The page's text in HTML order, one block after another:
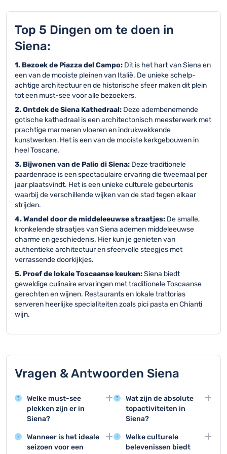
Top 5 Dingen om te doen in
Siena:
1. Bezoek de Piazza del Campo: Dit is het hart van Siena en
een van de mooiste pleinen van Italië. De unieke schelp-
achtige architectuur en de historische sfeer maken dit plein
tot een must-see voor alle bezoekers.
2. Ontdek de Siena Kathedraal: Deze adembenemende
gotische kathedraal is een architectonisch meesterwerk met
prachtige marmeren vloeren en indrukwekkende
kunstwerken. Het is een van de mooiste kerkgebouwen in
heel Toscane.
3. Bijwonen van de Palio di Siena: Deze traditionele
paardenrace is een spectaculaire ervaring die tweemaal per
jaar plaatsvindt. Het is een unieke culturele gebeurtenis
waarbij de verschillende wijken van de stad tegen elkaar
strijden.
4. Wandel door de middeleeuwse straatjes: De smalle,
kronkelende straatjes van Siena ademen middeleeuwse
charme en geschiedenis. Hier kun je genieten van
authentieke architectuur en sfeervolle steegjes met
verrassende doorkijkjes.
5. Proef de lokale Toscaanse keuken:Siena biedt
geweldige culinaire ervaringen met traditionele Toscaanse
gerechten en wijnen. Restaurants en lokale trattorias
serveren heerlijke specialiteiten zoals pici pasta en Chianti
wijn.
Vragen & Antwoorden Siena
Welke must-see
plekken zijn er in
Siena?
Siena beschikt over
prachtige
Wanneer is het ideale
seizoen voor een
Wat zijn de absolute
topactiviteiten in
Siena?
De Palio paardenrace,
een bezoek aan de
Welke culturele
belevenissen biedt